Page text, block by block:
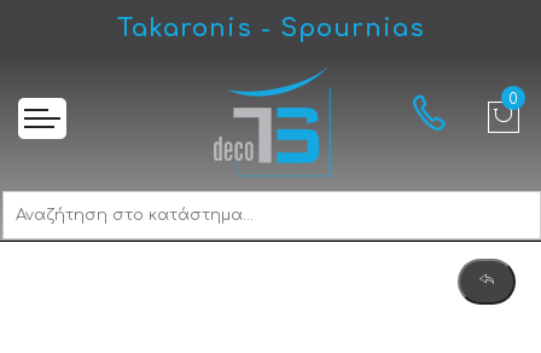
Takaronis - Spournias
Eurorama Quadra 144210-110 Inox Finish Μπαταρία Λουτρού